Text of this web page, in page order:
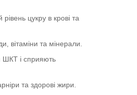
цукру в крові та
вітаміни та мінерали.
ШКТ і сприяють
та здорові жири.